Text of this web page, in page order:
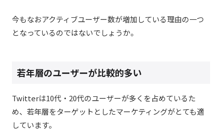
今もなおアクティブユーザー数が増加している理由の一つ
となっているのではないでしょうか。
若年層のユーザーが比較的多い
Twitterは10代・20代のユーザーが多くを占めているた
め、若年層をターゲットとしたマーケティングがとても適
しています。